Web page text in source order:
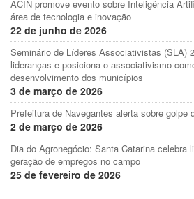
ACIN promove evento sobre Inteligência
área de tecnologia e inovação
22 de junho de 2026
Seminário de Líderes Associativistas (SLA)
lideranças e posiciona o associativismo
desenvolvimento dos municípios
3 de março de 2026
Prefeitura de Navegantes alerta sobre golpe
2 de março de 2026
Dia do Agronegócio: Santa Catarina celebra
geração de empregos no campo
25 de fevereiro de 2026